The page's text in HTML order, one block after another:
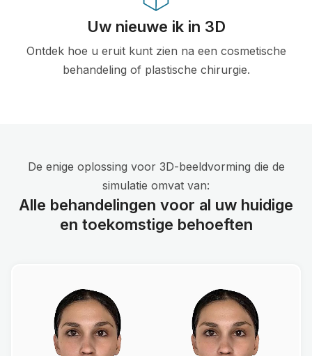
Uw nieuwe ik in 3D
Ontdek hoe u eruit kunt zien na een cosmetische
behandeling of plastische chirurgie.
De enige oplossing voor 3D-beeldvorming die de
simulatie omvat van:
Alle behandelingen voor al uw huidige
en toekomstige behoeften